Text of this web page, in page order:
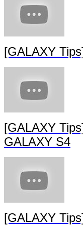
[GALAXY
[GALAXY
GALAXY S4
[GALAXY